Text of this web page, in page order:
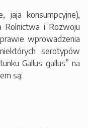
jaja konsumpcyjne),
Rolnictwa i Rozwoju
wprowadzenia
serotypów
Gallus gallus” na
są: